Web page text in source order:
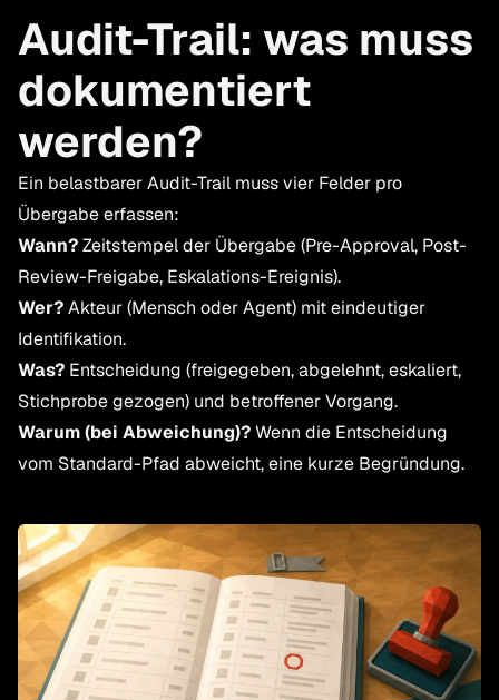
Audit-Trail: was muss
dokumentiert
werden?
Ein belastbarer Audit-Trail muss vier Felder pro
Übergabe erfassen:
Wann?Zeitstempel der Übergabe (Pre-Approval, Post-
Review-Freigabe, Eskalations-Ereignis).
Wer?Akteur (Mensch oder Agent) mit eindeutiger
Identifikation.
Was? Entscheidung (freigegeben, abgelehnt, eskaliert,
Stichprobe gezogen) und betroffener Vorgang.
Warum (bei Abweichung)?Wenn die Entscheidung
vom Standard-Pfad abweicht, eine kurze Begründung.